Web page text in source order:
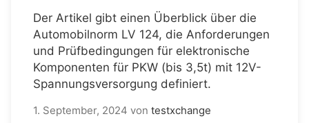
Der Artikel gibt einen Überblick über die
Automobilnorm LV 124, die Anforderungen
und Prüfbedingungen für elektronische
Komponenten für PKW (bis 3,5t) mit 12V-
Spannungsversorgung definiert.
1. September, 2024 von testxchange